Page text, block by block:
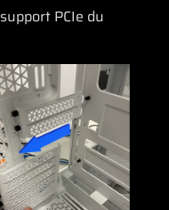
PCIe du